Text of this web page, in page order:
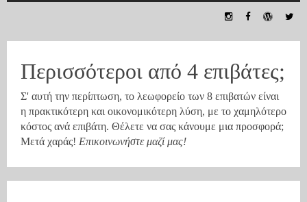
Βόλος
Το μουσείο
Μετέωρα
Περισσότεροι από 4 επιβάτες;
Σ' αυτή την περίπτωση, το λεωφορείο των 8 επιβατών είναι
η πρακτικότερη και οικονομικότερη λύση, με το χαμηλότερο
κόστος ανά επιβάτη. Θέλετε να σας κάνουμε μια προσφορά;
Μετά χαράς! Επικοινωνήστε μαζί μας!